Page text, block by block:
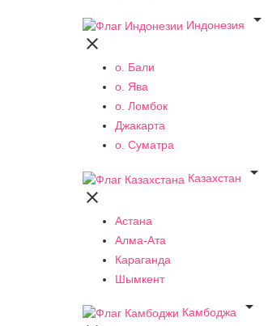
Индонезия


о. Бали
о. Ява
о. Ломбок
Джакарта
о. Суматра
Казахстан


Астана
Алма-Ата
Караганда
Шымкент
Камбоджа
